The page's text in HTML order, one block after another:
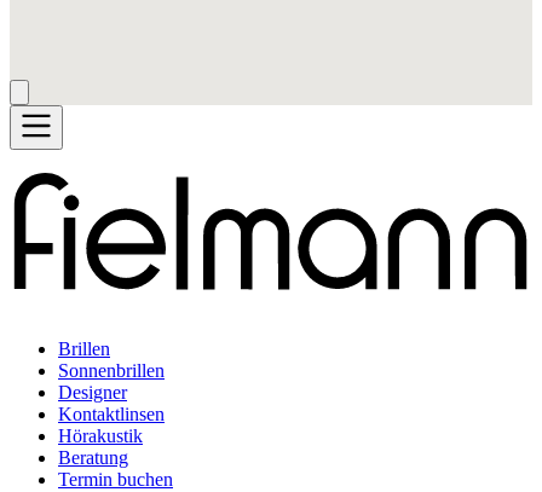
Brillen
Sonnenbrillen
Designer
Kontaktlinsen
Hörakustik
Beratung
Termin buchen